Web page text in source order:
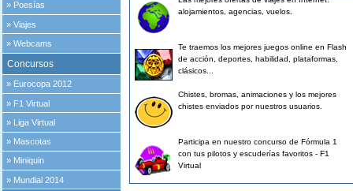
» Poesías
»Viajes
»Webcams
Concursos
» Eurocopa 2012
» F1 Virtual
» Liga Virtual
» Mascotas
» Miniquin
» Mundial 2014
alojamientos, agencias, vuelos.
Te traemos los mejores juegos online en Flash
de acción, deportes, habilidad, plataformas,
clásicos...
Chistes, bromas, animaciones y los mejores
chistes enviados por nuestros usuarios.
Participa en nuestro concurso de Fórmula 1
con tus pilotos y escuderías favoritos - F1
Virtual